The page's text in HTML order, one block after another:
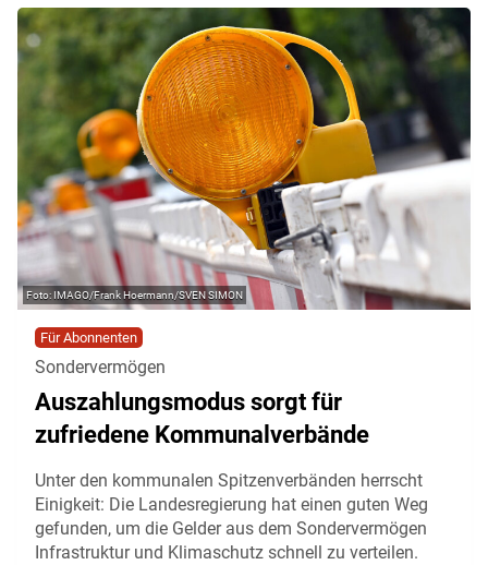
IMAGO/Frank Hoermann/SVEN SIMON
Für Abonnenten
Sondervermögen
Auszahlungsmodus sorgt für
zufriedene Kommunalverbände
Unter den kommunalen Spitzenverbänden herrscht
Einigkeit: Die Landesregierung hat einen guten Weg
gefunden, um die Gelder aus dem Sondervermögen
Infrastruktur und Klimaschutz schnell zu verteilen.